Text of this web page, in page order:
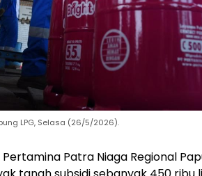
LPG, Selasa (26/5/2026).
Patra Niaga Regional